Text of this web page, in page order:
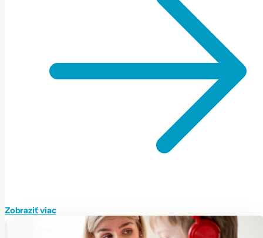
Zobraziť viac